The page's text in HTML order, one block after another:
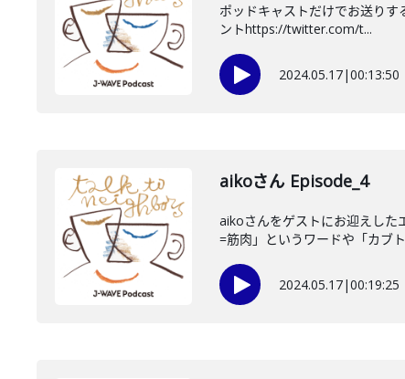
ポッドキャストだけでお送り
ントhttps://twitter.com/t...
2024.05.17|00:13:50
aikoさん Episode_4
aikoさんをゲストにお迎えした
=筋肉」というワードや「カブ
2024.05.17|00:19:25